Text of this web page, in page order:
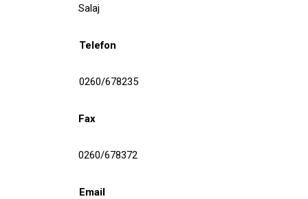
Salaj
Telefon
0260/678235
Fax
0260/678372
Email